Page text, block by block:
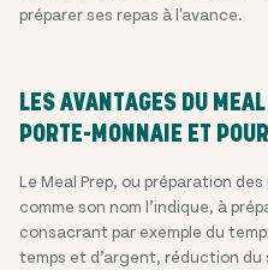
préparer ses repas à l'avance.
LES AVANTAGES DU
PORTE-MONNAIE ET
Le Meal Prep, ou préparation
comme son nom l’indique, à
consacrant par exemple du
temps et d’argent, réduction